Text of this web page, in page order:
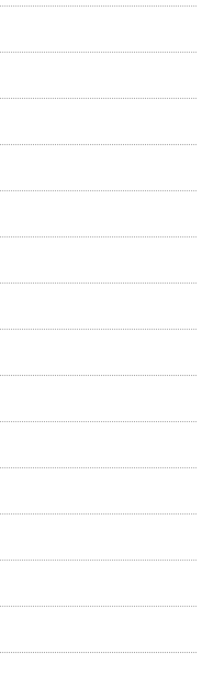
島中山間地病院連携）